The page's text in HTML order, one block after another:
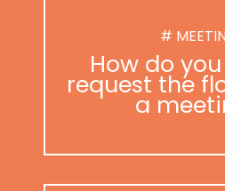
#
How do
request the
a